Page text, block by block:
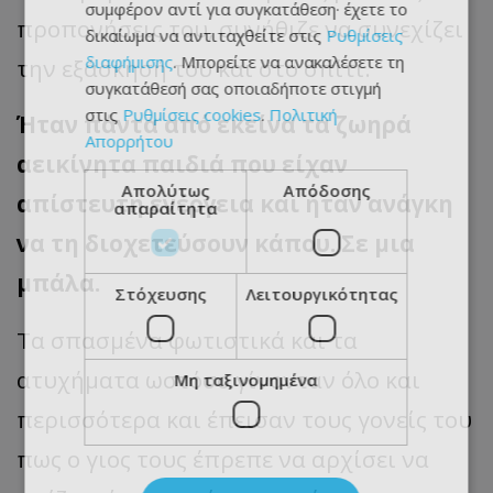
προπονήσεις του, συνήθιζε να συνεχίζει
την εξάσκησή του και στο σπίτι.
Ήταν πάντα από εκείνα τα ζωηρά
αεικίνητα παιδιά που είχαν
απίστευτη ενέργεια και ήταν ανάγκη
να τη διοχετεύσουν κάπου. Σε μια
μπάλα.
Τα σπασμένα φωτιστικά και τα
ατυχήματα ωστόσο γίνονταν όλο και
περισσότερα και έπεισαν τους γονείς του
πως ο γιος τους έπρεπε να αρχίσει να
συμφέρον αντί για συγκατάθεση· έχετε το
δικαίωμα να αντιταχθείτε στις Ρυθμίσεις
διαφήμισης. Μπορείτε να ανακαλέσετε τη
συγκατάθεσή σας οποιαδήποτε στιγμή
στις Ρυθμίσεις cookies.Πολιτική
Απορρήτου
Απολύτως
απαραίτητα
Απόδοσης
Στόχευσης Λειτουργικότητας
Μη ταξινομημένα